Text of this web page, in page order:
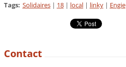
Tags: Solidaires | 18 | local | linky | Engie
Contact